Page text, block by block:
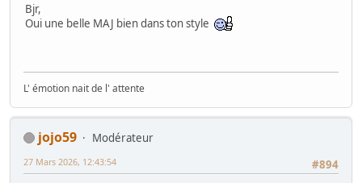
Bjr,
Oui une belle MAJ bien dans ton style
L' émotion nait de l' attente
jojo59
Modérateur
#894
27 Mars 2026, 12:43:54